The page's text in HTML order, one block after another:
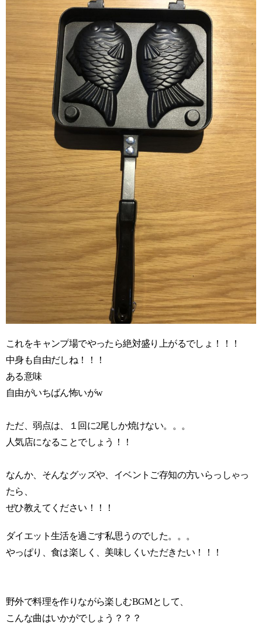
これをキャンプ場でやったら絶対盛り上がるでしょ！！！
中身も自由だしね！！！
ある意味
自由がいちばん怖いがw
ただ、弱点は、１回に2尾しか焼けない。。。
人気店になることでしょう！！
なんか、そんなグッズや、イベントご存知の方いらっしゃっ
たら、
ぜひ教えてください！！！
ダイエット生活を過ごす私思うのでした。。。
やっぱり、食は楽しく、美味しくいただきたい！！！
野外で料理を作りながら楽しむBGMとして、
こんな曲はいかがでしょう？？？